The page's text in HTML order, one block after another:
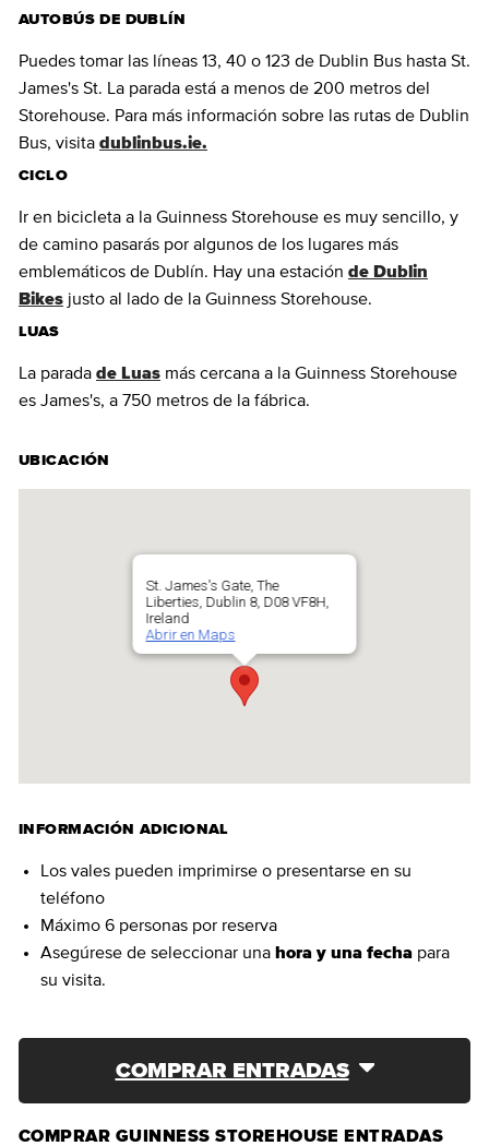
AUTOBÚS DE DUBLÍN
Puedes tomar las líneas 13, 40 o 123 de Dublin Bus hasta St.
James's St. La parada está a menos de 200 metros del
Storehouse. Para más información sobre las rutas de Dublin
Bus, visita dublinbus.ie.
CICLO
Ir en bicicleta a la Guinness Storehouse es muy sencillo, y
de camino pasarás por algunos de los lugares más
emblemáticos de Dublín. Hay una estación de Dublin
Bikes justo al lado de la Guinness Storehouse.
LUAS
La parada de Luas más cercana a la Guinness Storehouse
es James's, a 750 metros de la fábrica.
UBICACIÓN
St. James's Gate, The
Liberties, Dublin 8, D08 VF8H,
Ireland
Abrir en Maps
INFORMACIÓN ADICIONAL
Los vales pueden imprimirse o presentarse en su
teléfono
Máximo 6 personas por reserva
Asegúrese de seleccionar una hora y una fecha para
su visita.
COMPRAR ENTRADAS
COMPRAR GUINNESS STOREHOUSE ENTRADAS